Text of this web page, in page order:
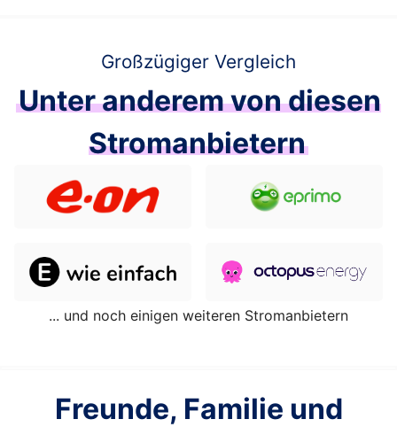
Großzügiger Vergleich
Unter anderem von diesen
Stromanbietern
... und noch einigen weiteren Stromanbietern
Freunde, Familie und